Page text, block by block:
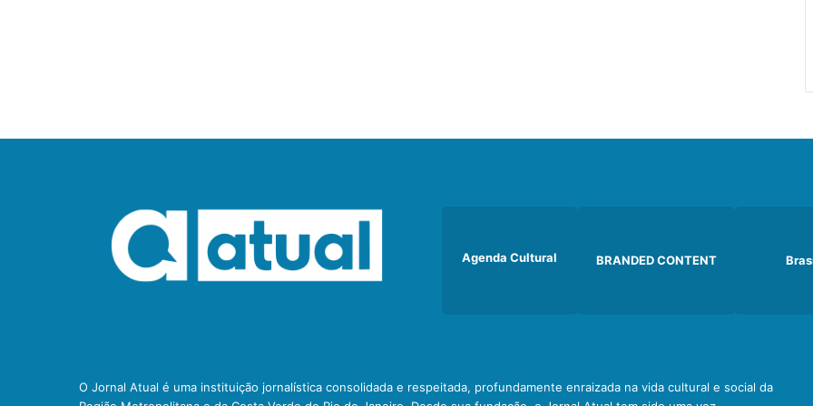
Agenda Cultural BRANDED CONTENT
O Jornal Atual é uma instituição jornalística consolidada e respeitada, profundamente enraizada na vida cultural e social da